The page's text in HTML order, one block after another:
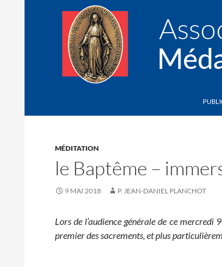
Association de la Médaille
MÉDITATION
le Baptême –
9 MAI 2018 P. JEAN-DANIEL PLANCHOT
Lors de l’audience générale de ce
premier des sacrements, et plus